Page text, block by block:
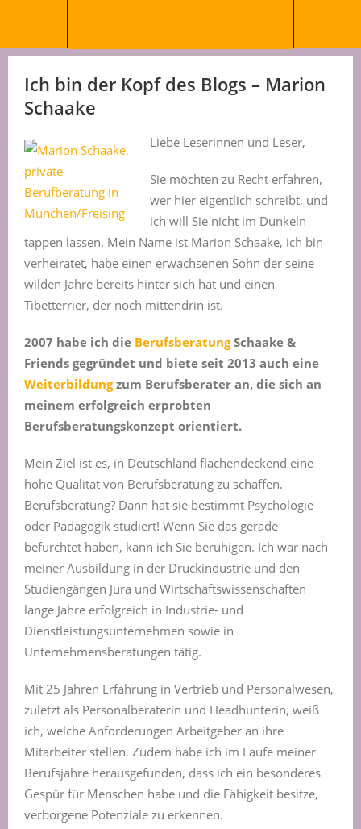
Ich bin der Kopf des Blogs – Marion
Schaake
Liebe Leserinnen und Leser,
Sie möchten zu Recht erfahren,
wer hier eigentlich schreibt, und
ich will Sie nicht im Dunkeln
tappen lassen. Mein Name ist Marion Schaake, ich bin
verheiratet, habe einen erwachsenen Sohn der seine
wilden Jahre bereits hinter sich hat und einen
Tibetterrier, der noch mittendrin ist.
2007 habe ich die BerufsberatungSchaake &
Friends gegründet und biete seit 2013 auch eine
Weiterbildungzum Berufsberater an, die sich an
meinem erfolgreich erprobten
Berufsberatungskonzept orientiert.
Mein Ziel ist es, in Deutschland flächendeckend eine
hohe Qualität von Berufsberatung zu schaffen.
Berufsberatung? Dann hat sie bestimmt Psychologie
oder Pädagogik studiert! Wenn Sie das gerade
befürchtet haben, kann ich Sie beruhigen. Ich war nach
meiner Ausbildung in der Druckindustrie und den
Studiengängen Jura und Wirtschaftswissenschaften
lange Jahre erfolgreich in Industrie- und
Dienstleistungsunternehmen sowie in
Unternehmensberatungen tätig.
Mit 25 Jahren Erfahrung in Vertrieb und Personalwesen,
zuletzt als Personalberaterin und Headhunterin, weiß
ich, welche Anforderungen Arbeitgeber an ihre
Mitarbeiter stellen. Zudem habe ich im Laufe meiner
Berufsjahre herausgefunden, dass ich ein besonderes
Gespür für Menschen habe und die Fähigkeit besitze,
verborgene Potenziale zu erkennen.